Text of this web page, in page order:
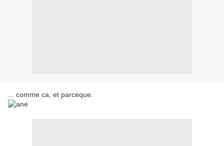
... comme ca, et parceque.